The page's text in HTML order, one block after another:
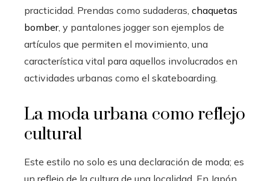
practicidad. Prendas como sudaderas, chaquetas
bomber, y pantalones jogger son ejemplos de
artículos que permiten el movimiento, una
característica vital para aquellos involucrados en
actividades urbanas como el skateboarding.
La moda urbana como reflejo
cultural
Este estilo no solo es una declaración de moda; es
un reflejo de la cultura de una localidad. En Japón,